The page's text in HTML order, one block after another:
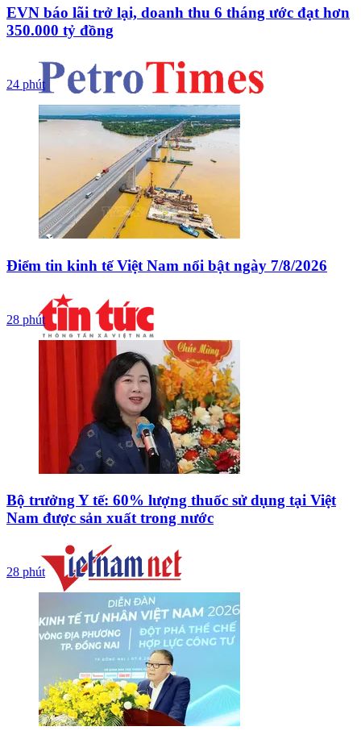
EVN báo lãi trở lại, doanh thu 6 tháng ước đạt hơn
350.000 tỷ đồng
24 phút
Điểm tin kinh tế Việt Nam nổi bật ngày 7/8/2026
28 phút
Bộ trưởng Y tế: 60% lượng thuốc sử dụng tại Việt
Nam được sản xuất trong nước
28 phút